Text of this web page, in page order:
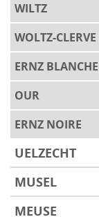
WILTZ
WOLTZ-CLERVE
ERNZ BLANCHE
OUR
ERNZ NOIRE
UELZECHT
MUSEL
MEUSE